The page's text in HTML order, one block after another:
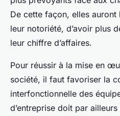
De cette façon, elles auront
leur notoriété, d’avoir plus
leur chiffre d’affaires.
Pour réussir à la mise en
société, il faut favoriser la
interfonctionnelle des
d’entreprise doit par